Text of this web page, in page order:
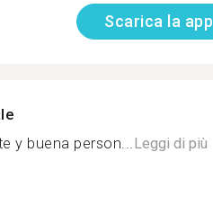
Scarica la app
y buena person...Leggi di più